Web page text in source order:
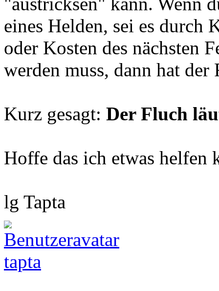
eines Helden, sei es durch
oder Kosten des nächsten
werden muss, dann hat
Kurz gesagt: Der Fluch
Hoffe das ich etwas helfen
lg Tapta
tapta